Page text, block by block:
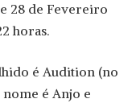
28 de Fevereiro
horas.
é Audition (no
é Anjo e